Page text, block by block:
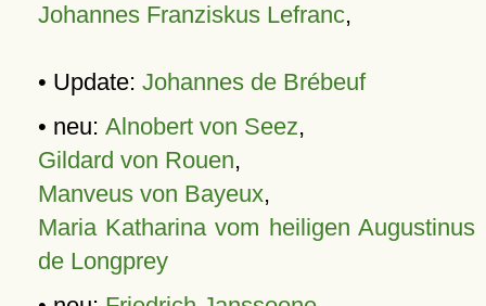
Johannes Franziskus Lefranc,
• Update: Johannes de Brébeuf
• neu: Alnobert von Seez,
Gildard von Rouen,
Manveus von Bayeux,
Maria Katharina vom heiligen Augustinus
de Longprey